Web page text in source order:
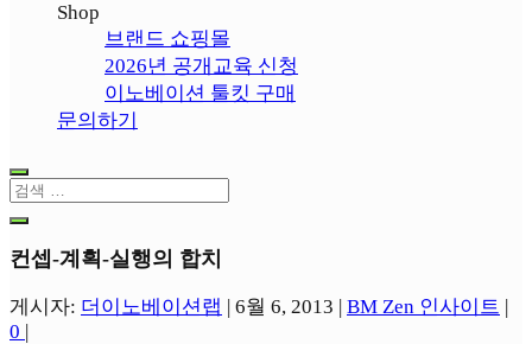
Shop
브랜드 쇼핑몰
2026년 공개교육 신청
이노베이션 툴킷 구매
문의하기
컨셉-계획-실행의 합치
게시자: 더이노베이션랩 | 6월 6, 2013 | BM Zen 인사이트 |
0 |